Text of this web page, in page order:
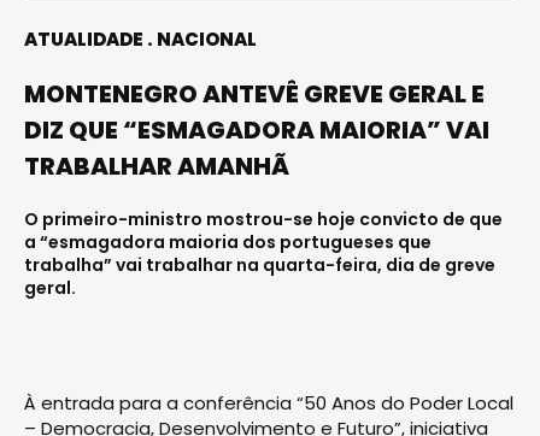
ATUALIDADE NACIONAL
MONTENEGRO ANTEVÊ GREVE GERAL E
DIZ QUE “ESMAGADORA MAIORIA” VAI
TRABALHAR AMANHÃ
O primeiro-ministro mostrou-se hoje convicto de que
a “esmagadora maioria dos portugueses que
trabalha” vai trabalhar na quarta-feira, dia de greve
geral.
À entrada para a conferência “50 Anos do Poder Local
– Democracia, Desenvolvimento e Futuro”, iniciativa